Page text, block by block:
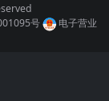
号
电子营业